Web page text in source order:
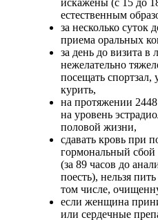
искажены (с 15 до
естественным
за несколько суток
приема оральных
за день до визита в
нежелательно
посещать спортзал,
курить,
на протяжении
на уровень
половой жизни,
сдавать кровь при
гормональный
(за 89 часов до
поесть), нельзя
том числе,
если женщина
или сердечные